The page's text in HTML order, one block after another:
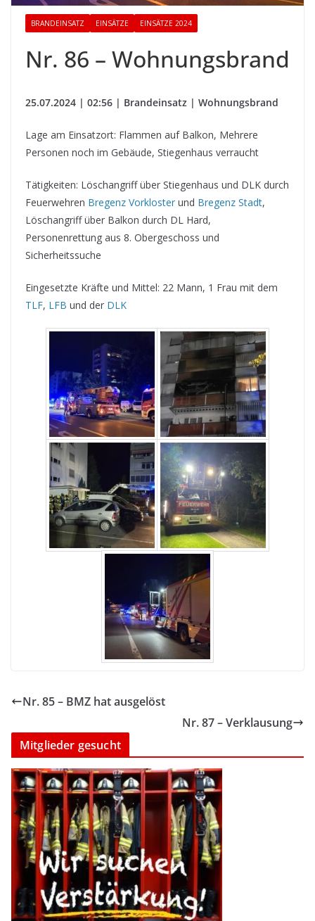
BRANDEINSATZ EINSÄTZE EINSÄTZE 2024
Nr. 86 – Wohnungsbrand
25.07.2024 | 02:56 | Brandeinsatz | Wohnungsbrand
Lage am Einsatzort: Flammen auf Balkon, Mehrere
Personen noch im Gebäude, Stiegenhaus verraucht
Tätigkeiten: Löschangriff über Stiegenhaus und DLK durch
Feuerwehren Bregenz Vorkloster und Bregenz Stadt,
Löschangriff über Balkon durch DL Hard,
Personenrettung aus 8. Obergeschoss und
Sicherheitssuche
Eingesetzte Kräfte und Mittel: 22 Mann, 1 Frau mit dem
TLF, LFB und der DLK
Nr. 85 – BMZ hat ausgelöst
Nr. 87 – Verklausung
Mitglieder gesucht